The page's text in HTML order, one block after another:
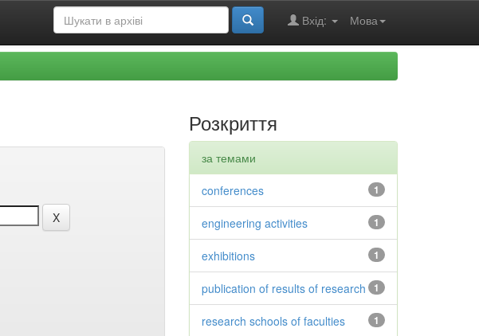
Мова
Вхід:
Розкриття
за темами
1
conferences
1
engineering activities
1
exhibitions
1
publication of results of research
1
research schools of faculties